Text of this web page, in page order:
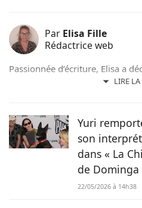
Par Elisa Fille
Rédactrice web
LIRE
Passionnée d’écriture, Elisa a
professionnelle dans l’univers
tout naturellement qu’elle
vivre de ses deux passions.
Yuri
son
dans « La
de
22/05/2026 à 14h38